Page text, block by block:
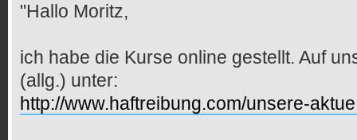
"Hallo Moritz,
ich habe die Kurse online gestellt. Auf
(allg.) unter:
http://www.haftreibung.com/unsere-